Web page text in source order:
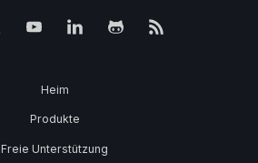
Heim
Produkte
Freie Unterstützung